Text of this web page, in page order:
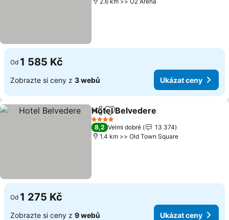
Od 1 585 Kč
Zobrazte si ceny z 3 webů Ukázat ceny
SdíletPřidat na seznam oblíbených
Hotel Belvedere
4 Počet hvězdiček
8,2 Velmi dobré
13 374
1.4 km >> Old Town Square
Od 1 275 Kč
Zobrazte si ceny z 9 webů Ukázat ceny